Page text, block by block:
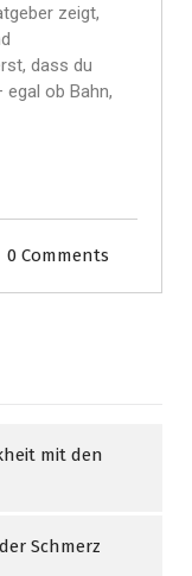
zeigt,
dass du
ob Bahn,
0 Comments
mit den
Schmerz